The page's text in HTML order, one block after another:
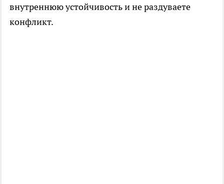
внутреннюю устойчивость и не раздуваете
конфликт.